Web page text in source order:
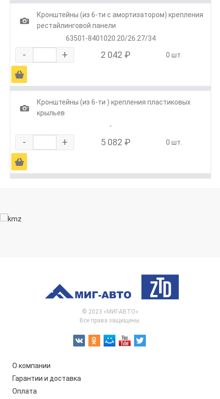
1
Кронштейны (из 6-ти с амортизатором) крепления
рестайлинговой панели
63501-8401020.20/26.27/34
- + 2 042 ₽ 0 шт.
Ä
1
Кронштейны (из 6-ти ) крепления пластиковых
крыльев
-
- + 5 082 ₽ 0 шт.
Ä
© 2023 «МИГ-АВТО»
Все права защищены.
О компании
Гарантии и доставка
Оплата